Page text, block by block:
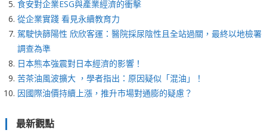
食安對企業ESG與產業經濟的衝擊
從企業實踐 看見永續教育力
駕駛快篩陽性 欣欣客運：醫院採尿陰性且全站過關，最終以地檢署
調查為準
日本熊本強震對日本經濟的影響！
苦茶油風波擴大 ，學者指出：原因疑似「混油」！
因國際油價持續上漲，推升市場對通膨的疑慮？
最新觀點